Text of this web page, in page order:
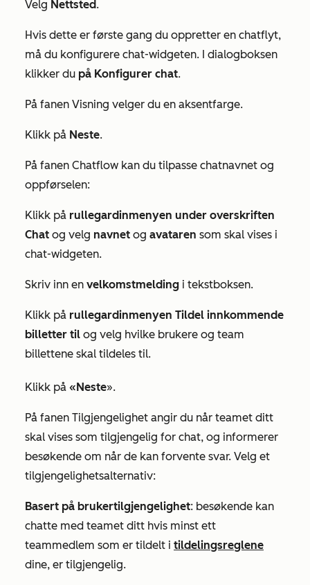
Velg Nettsted.
Hvis dette er første gang du oppretter en chatflyt,
må du konfigurere chat-widgeten. I dialogboksen
klikker du på Konfigurer chat.
På fanen Visning velger du en aksentfarge.
Klikk på Neste.
På fanen Chatflow kan du tilpasse chatnavnet og
oppførselen:
Klikk på rullegardinmenyen under overskriften
Chat og velg navnet og avataren som skal vises i
chat-widgeten.
Skriv inn en velkomstmelding i tekstboksen.
Klikk på rullegardinmenyen Tildel innkommende
billetter til og velg hvilke brukere og team
billettene skal tildeles til.
Klikk på «Neste».
På fanen Tilgjengelighet angir du når teamet ditt
skal vises som tilgjengelig for chat, og informerer
besøkende om når de kan forvente svar. Velg et
tilgjengelighetsalternativ:
Basert på brukertilgjengelighet: besøkende kan
chatte med teamet ditt hvis minst ett
teammedlem som er tildelt i tildelingsreglene
dine, er tilgjengelig.